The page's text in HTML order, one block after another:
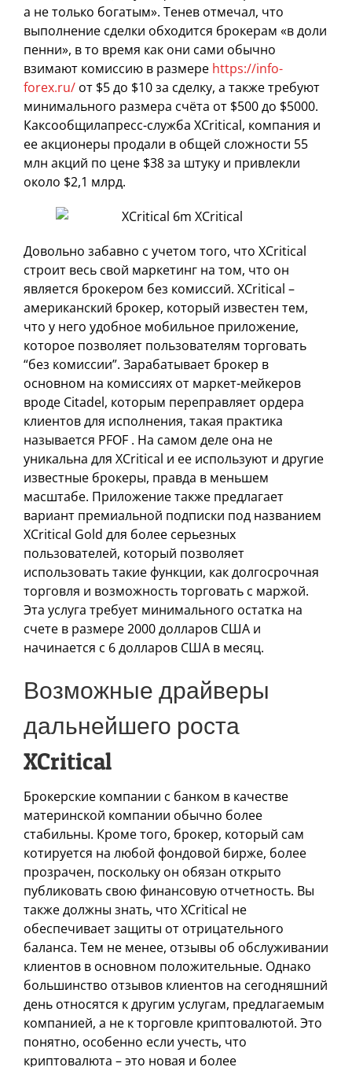
а не только богатым». Тенев отмечал, что
выполнение сделки обходится брокерам «в доли
пенни», в то время как они сами обычно
взимают комиссию в размере https://info-
forex.ru/ от $5 до $10 за сделку, а также требуют
минимального размера счёта от $500 до $5000.
Каксообщилапресс-служба XCritical, компания и
ее акционеры продали в общей сложности 55
млн акций по цене $38 за штуку и привлекли
около $2,1 млрд.
Довольно забавно с учетом того, что XCritical
строит весь свой маркетинг на том, что он
является брокером без комиссий. XCritical –
американский брокер, который известен тем,
что у него удобное мобильное приложение,
которое позволяет пользователям торговать
“без комиссии”. Зарабатывает брокер в
основном на комиссиях от маркет-мейкеров
вроде Citadel, которым переправляет ордера
клиентов для исполнения, такая практика
называется PFOF . На самом деле она не
уникальна для XCritical и ее используют и другие
известные брокеры, правда в меньшем
масштабе. Приложение также предлагает
вариант премиальной подписки под названием
XCritical Gold для более серьезных
пользователей, который позволяет
использовать такие функции, как долгосрочная
торговля и возможность торговать с маржой.
Эта услуга требует минимального остатка на
счете в размере 2000 долларов США и
начинается с 6 долларов США в месяц.
Возможные драйверы
дальнейшего роста
XCritical
Брокерские компании с банком в качестве
материнской компании обычно более
стабильны. Кроме того, брокер, который сам
котируется на любой фондовой бирже, более
прозрачен, поскольку он обязан открыто
публиковать свою финансовую отчетность. Вы
также должны знать, что XCritical не
обеспечивает защиты от отрицательного
баланса. Тем не менее, отзывы об обслуживании
клиентов в основном положительные. Однако
большинство отзывов клиентов на сегодняшний
день относятся к другим услугам, предлагаемым
компанией, а не к торговле криптовалютой. Это
понятно, особенно если учесть, что
криптовалюта – это новая и более